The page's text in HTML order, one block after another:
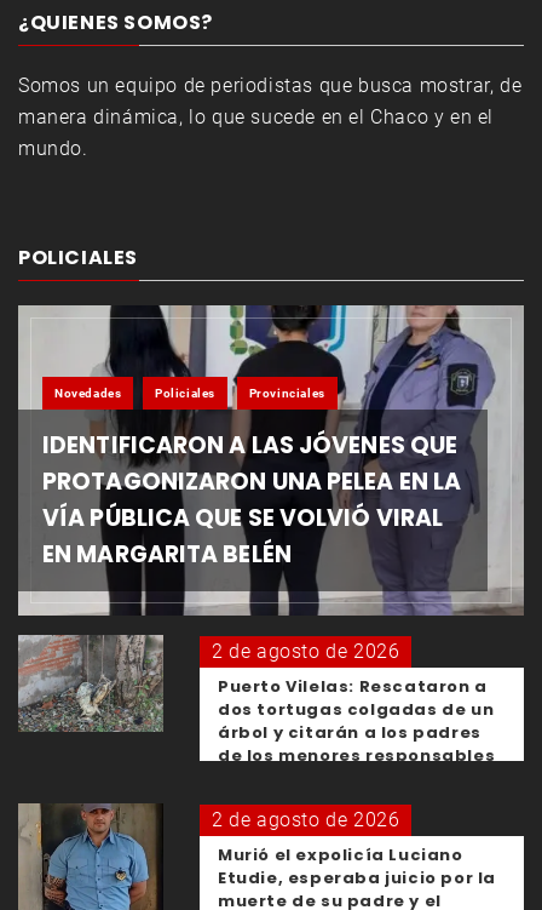
¿QUIENES SOMOS?
Somos un equipo de periodistas que busca mostrar, de
manera dinámica, lo que sucede en el Chaco y en el
mundo.
POLICIALES
Novedades Policiales Provinciales
IDENTIFICARON A LAS JÓVENES QUE
PROTAGONIZARON UNA PELEA EN LA
VÍA PÚBLICA QUE SE VOLVIÓ VIRAL
EN MARGARITA BELÉN
2 de agosto de 2026
Puerto Vilelas: Rescataron a
dos tortugas colgadas de un
árbol y citarán a los padres
de los menores responsables
2 de agosto de 2026
Murió el expolicía Luciano
Etudie, esperaba juicio por la
muerte de su padre y el